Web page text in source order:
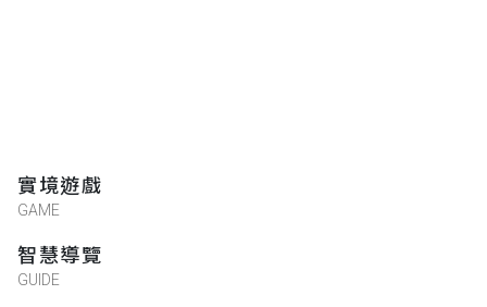
實境遊戲
GAME
智慧導覽
GUIDE